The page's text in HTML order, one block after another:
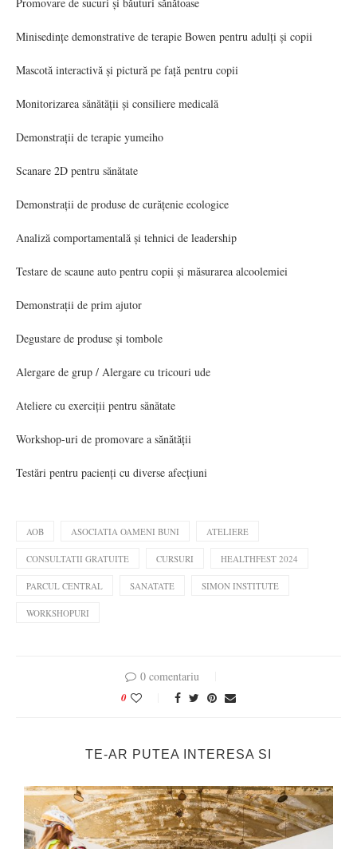
Minisedințe demonstrative de terapie Bowen pentru adulți și copii
Mascotă interactivă și pictură pe față pentru copii
Monitorizarea sănătății și consiliere medicală
Demonstrații de terapie yumeiho
Scanare 2D pentru sănătate
Demonstrații de produse de curățenie ecologice
Analiză comportamentală și tehnici de leadership
Testare de scaune auto pentru copii și măsurarea alcoolemiei
Demonstrații de prim ajutor
Degustare de produse și tombole
Alergare de grup / Alergare cu tricouri ude
Ateliere cu exerciții pentru sănătate
Workshop-uri de promovare a sănătății
Testări pentru pacienți cu diverse afecțiuni
AOB ASOCIATIA OAMENI BUNI ATELIERE
CONSULTATII GRATUITE CURSURI HEALTHFEST 2024
PARCUL CENTRAL SANATATE SIMON INSTITUTE
WORKSHOPURI
0 comentariu
0
TE-AR PUTEA INTERESA SI